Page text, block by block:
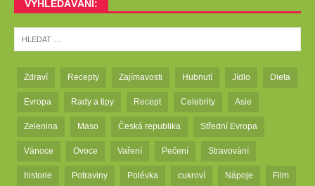
VYHLEDÁVÁNÍ:
Zdraví Recepty Zajímavosti Hubnutí Jídlo Dieta
Evropa Rady a tipy Recept Celebrity Asie
Zelenina Maso Česká republika Střední Evropa
Vánoce Ovoce Vaření Pečení Stravování
historie Potraviny Polévka cukroví Nápoje Film